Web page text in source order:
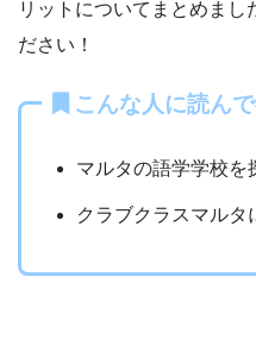
リットについてまとめまし
ださい！
こんな人に読ん
マルタの語学学校を
クラブクラスマルタ